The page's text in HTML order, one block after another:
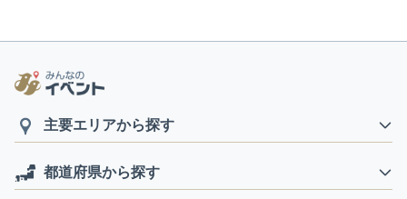
主要エリアから探す
都道府県から探す